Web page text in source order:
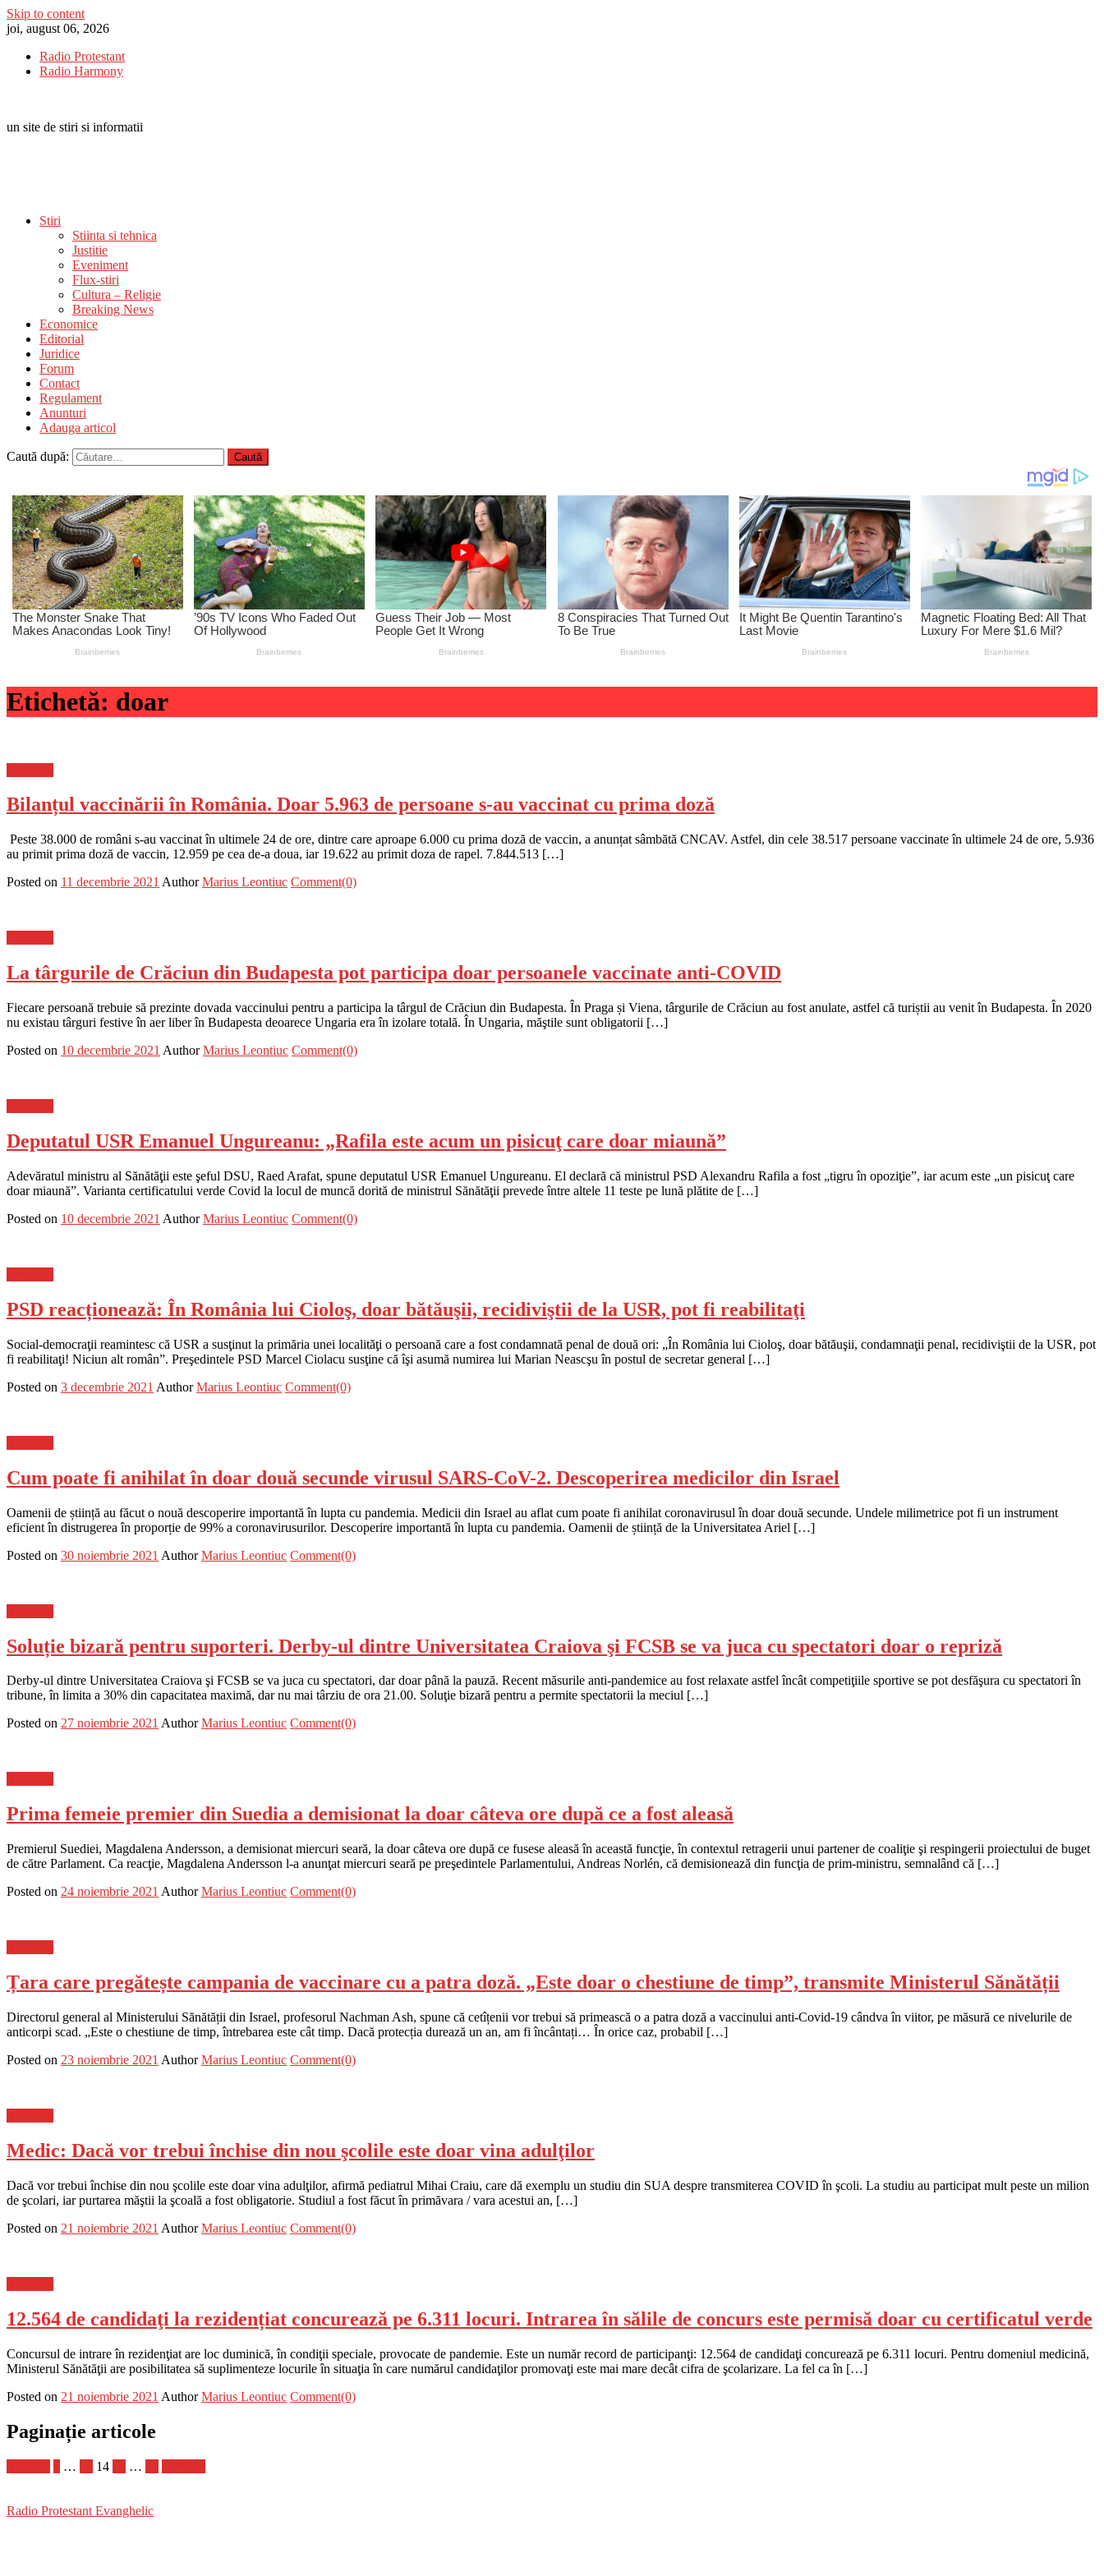
Skip to content
joi, august 06, 2026
Radio Protestant
Radio Harmony
un site de stiri si informatii
Stiri
Stiinta si tehnica
Justitie
Eveniment
Flux-stiri
Cultura – Religie
Breaking News
Economice
Editorial
Juridice
Forum
Contact
Regulament
Anunturi
Adauga articol
Caută după:
Etichetă: doar
Bilanțul vaccinării în România. Doar 5.963 de persoane s-au vaccinat cu prima doză
Peste 38.000 de români s-au vaccinat în ultimele 24 de ore, dintre care aproape 6.000 cu prima doză de vaccin, a anunțat sâmbătă CNCAV. Astfel, din cele 38.517 persoane vaccinate în ultimele 24 de ore, 5.936
au primit prima doză de vaccin, 12.959 pe cea de-a doua, iar 19.622 au primit doza de rapel. 7.844.513 […]
Posted on 11 decembrie 2021 Author Marius Leontiuc Comment(0)
La târgurile de Crăciun din Budapesta pot participa doar persoanele vaccinate anti-COVID
Fiecare persoană trebuie să prezinte dovada vaccinului pentru a participa la târgul de Crăciun din Budapesta. În Praga și Viena, târgurile de Crăciun au fost anulate, astfel că turiștii au venit în Budapesta. În 2020
nu existau târguri festive în aer liber în Budapesta deoarece Ungaria era în izolare totală. În Ungaria, măştile sunt obligatorii […]
Posted on 10 decembrie 2021 Author Marius Leontiuc Comment(0)
Deputatul USR Emanuel Ungureanu: „Rafila este acum un pisicuţ care doar miaună”
Adevăratul ministru al Sănătăţii este şeful DSU, Raed Arafat, spune deputatul USR Emanuel Ungureanu. El declară că ministrul PSD Alexandru Rafila a fost „tigru în opoziţie”, iar acum este „un pisicuţ care
doar miaună”. Varianta certificatului verde Covid la locul de muncă dorită de ministrul Sănătăţii prevede între altele 11 teste pe lună plătite de […]
Posted on 10 decembrie 2021 Author Marius Leontiuc Comment(0)
PSD reacționează: În România lui Cioloş, doar bătăuşii, recidiviştii de la USR, pot fi reabilitaţi
Social-democraţii reamintesc că USR a susţinut la primăria unei localităţi o persoană care a fost condamnată penal de două ori: „În România lui Cioloş, doar bătăuşii, condamnaţii penal, recidiviştii de la USR, pot
fi reabilitaţi! Niciun alt român”. Preşedintele PSD Marcel Ciolacu susţine că îşi asumă numirea lui Marian Neascşu în postul de secretar general […]
Posted on 3 decembrie 2021 Author Marius Leontiuc Comment(0)
Cum poate fi anihilat în doar două secunde virusul SARS-CoV-2. Descoperirea medicilor din Israel
Oamenii de știință au făcut o nouă descoperire importantă în lupta cu pandemia. Medicii din Israel au aflat cum poate fi anihilat coronavirusul în doar două secunde. Undele milimetrice pot fi un instrument
eficient în distrugerea în proporție de 99% a coronavirusurilor. Descoperire importantă în lupta cu pandemia. Oamenii de știință de la Universitatea Ariel […]
Posted on 30 noiembrie 2021 Author Marius Leontiuc Comment(0)
Soluție bizară pentru suporteri. Derby-ul dintre Universitatea Craiova şi FCSB se va juca cu spectatori doar o repriză
Derby-ul dintre Universitatea Craiova şi FCSB se va juca cu spectatori, dar doar până la pauză. Recent măsurile anti-pandemice au fost relaxate astfel încât competiţiile sportive se pot desfăşura cu spectatori în
tribune, în limita a 30% din capacitatea maximă, dar nu mai târziu de ora 21.00. Soluţie bizară pentru a permite spectatorii la meciul […]
Posted on 27 noiembrie 2021 Author Marius Leontiuc Comment(0)
Prima femeie premier din Suedia a demisionat la doar câteva ore după ce a fost aleasă
Premierul Suediei, Magdalena Andersson, a demisionat miercuri seară, la doar câteva ore după ce fusese aleasă în această funcţie, în contextul retragerii unui partener de coaliţie şi respingerii proiectului de buget
de către Parlament. Ca reacţie, Magdalena Andersson l-a anunţat miercuri seară pe preşedintele Parlamentului, Andreas Norlén, că demisionează din funcţia de prim-ministru, semnalând că […]
Posted on 24 noiembrie 2021 Author Marius Leontiuc Comment(0)
Țara care pregătește campania de vaccinare cu a patra doză. „Este doar o chestiune de timp”, transmite Ministerul Sănătății
Directorul general al Ministerului Sănătății din Israel, profesorul Nachman Ash, spune că cetîțenii vor trebui să primească o a patra doză a vaccinului anti-Covid-19 cândva în viitor, pe măsură ce nivelurile de
anticorpi scad. „Este o chestiune de timp, întrebarea este cât timp. Dacă protecția durează un an, am fi încântați… În orice caz, probabil […]
Posted on 23 noiembrie 2021 Author Marius Leontiuc Comment(0)
Medic: Dacă vor trebui închise din nou şcolile este doar vina adulţilor
Dacă vor trebui închise din nou şcolile este doar vina adulţilor, afirmă pediatrul Mihai Craiu, care dă exemplu un studiu din SUA despre transmiterea COVID în şcoli. La studiu au participat mult peste un milion
de şcolari, iar purtarea măştii la şcoală a fost obligatorie. Studiul a fost făcut în primăvara / vara acestui an, […]
Posted on 21 noiembrie 2021 Author Marius Leontiuc Comment(0)
12.564 de candidaţi la rezidențiat concurează pe 6.311 locuri. Intrarea în sălile de concurs este permisă doar cu certificatul verde
Concursul de intrare în rezidenţiat are loc duminică, în condiţii speciale, provocate de pandemie. Este un număr record de participanţi: 12.564 de candidaţi concurează pe 6.311 locuri. Pentru domeniul medicină,
Ministerul Sănătăţii are posibilitatea să suplimenteze locurile în situaţia în care numărul candidaţilor promovaţi este mai mare decât cifra de şcolarizare. La fel ca în […]
Posted on 21 noiembrie 2021 Author Marius Leontiuc Comment(0)
Paginație articole
… 14 …
Radio Protestant Evanghelic